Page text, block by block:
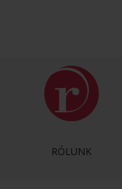
RÓLUNK